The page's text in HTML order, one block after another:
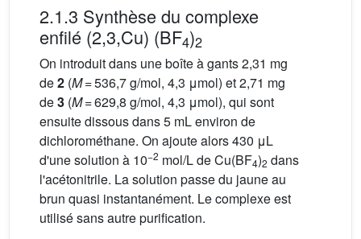
2.1.3 Synthèse du complexe
enfilé (2,3,Cu) (BF4)2
On introduit dans une boîte à gants 2,31 mg
de2 (M= 536,7 g/mol, 4,3 μmol) et 2,71 mg
de3 (M= 629,8 g/mol, 4,3 μmol), qui sont
ensuite dissous dans 5 mL environ de
dichlorométhane. On ajoute alors 430 μL
d'une solution à 10−2 mol/L de Cu(BF4)2 dans
l'acétonitrile. La solution passe du jaune au
brun quasi instantanément. Le complexe est
utilisé sans autre purification.